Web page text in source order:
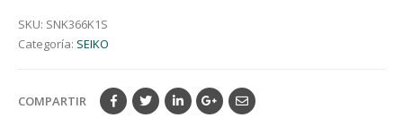
SKU: SNK366K1S
Categoría: SEIKO
COMPARTIR